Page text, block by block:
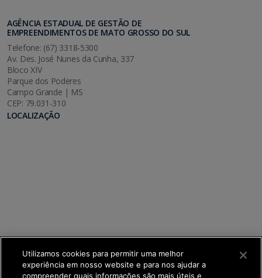
AGÊNCIA ESTADUAL DE GESTÃO DE
EMPREENDIMENTOS DE MATO GROSSO DO SUL
Telefone: (67) 3318-5300
Av. Des. José Nunes da Cunha, 337
Bloco XIV
Parque dos Poderes
Campo Grande | MS
CEP: 79.031-310
LOCALIZAÇÃO
Utilizamos cookies para permitir uma melhor
experiência em nosso website e para nos ajudar a
compreender quais informações são mais úteis e